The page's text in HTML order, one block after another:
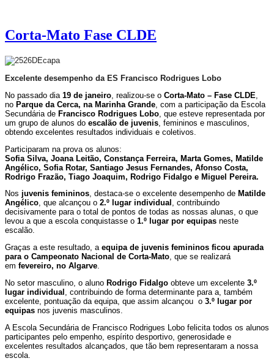
Corta-Mato Fase CLDE
Excelente desempenho da ES Francisco Rodrigues Lobo
No passado dia 19 de janeiro , realizou-se o Corta-Mato – Fase CLDE
no Parque da Cerca, na Marinha Grande , com a participação da Escola
Secundária de Francisco Rodrigues Lobo , que esteve representada por
um grupo de alunos do escalão de juvenis , femininos e masculinos,
obtendo excelentes resultados individuais e coletivos.
Participaram na prova os alunos:
Sofia Silva, Joana Leitão, Constança Ferreira, Marta Gomes, Matilde
Angélico, Sofia Rotar, Santiago Jesus Fernandes, Afonso Costa,
Rodrigo Frazão, Tiago Joaquim, Rodrigo Fidalgo e Miguel Pereira.
Nos juvenis femininos, destaca-se o excelente desempenho de Matilde
Angélico, que alcançou o 2.º lugar individual , contribuindo
decisivamente para o total de pontos de todas as nossas alunas, o que
levou a que a escola conquistasse o 1.º lugar por equipas neste
escalão.
Graças a este resultado, a equipa de juvenis femininos ficou apurada
para o Campeonato Nacional de Corta-Mato, que se realizará
em fevereiro, no Algarve.
No setor masculino, o aluno Rodrigo Fidalgo obteve um excelente 3.º
lugar individual , contribuindo de forma determinante para a, também
excelente, pontuação da equipa, que assim alcançou o 3.º lugar por
equipas nos juvenis masculinos.
A Escola Secundária de Francisco Rodrigues Lobo felicita todos os alunos
participantes pelo empenho, espírito desportivo, generosidade e
excelentes resultados alcançados, que tão bem representaram a nossa
escola.